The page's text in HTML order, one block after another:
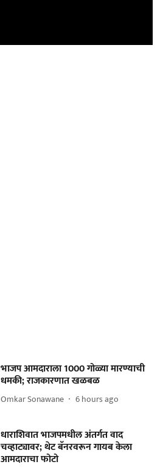
भाजप आमदाराला 1000 गोळ्या मारण्याची
धमकी; राजकारणात खळबळ
Omkar Sonawane 6 hours ago
धाराशिवात भाजपमधील अंतर्गत वाद
चव्हाट्यावर; थेट बॅनरवरून गायब केला
आमदाराचा फोटो